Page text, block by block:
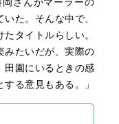
た。そんな中で、
タイトルらしい。
みたいだが、実際の
田園にいるときの感
る意見もある。」
英雄は英雄を描い